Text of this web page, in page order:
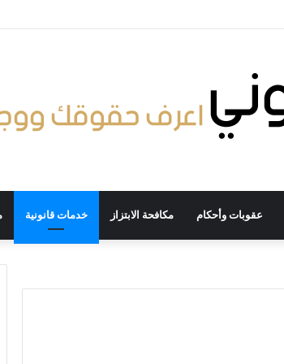
عقوبات وأحكام مكافحة الابتزاز خدمات قانونية